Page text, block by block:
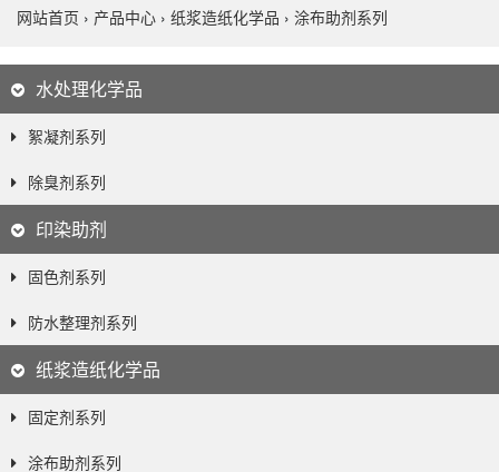
网站首页 › 产品中心 › 纸浆造纸化学品 › 涂布助剂系列
水处理化学品
絮凝剂系列
除臭剂系列
印染助剂
固色剂系列
防水整理剂系列
纸浆造纸化学品
固定剂系列
涂布助剂系列